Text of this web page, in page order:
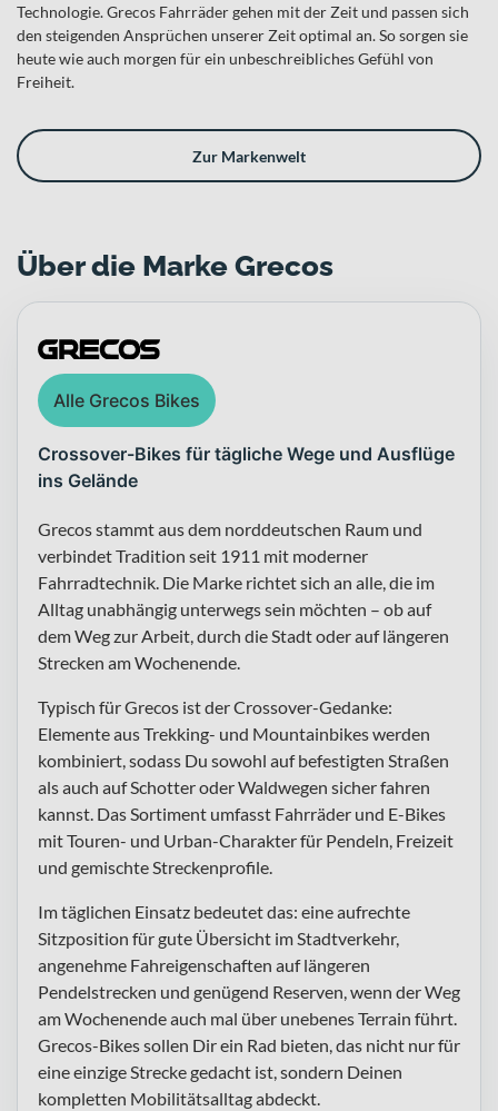
Technologie. Grecos Fahrräder gehen mit der Zeit und passen sich
den steigenden Ansprüchen unserer Zeit optimal an. So sorgen sie
heute wie auch morgen für ein unbeschreibliches Gefühl von
Freiheit.
Zur Markenwelt
Über die Marke Grecos
Alle Grecos Bikes
Crossover-Bikes für tägliche Wege und Ausflüge
ins Gelände
Grecos stammt aus dem norddeutschen Raum und
verbindet Tradition seit 1911 mit moderner
Fahrradtechnik. Die Marke richtet sich an alle, die im
Alltag unabhängig unterwegs sein möchten – ob auf
dem Weg zur Arbeit, durch die Stadt oder auf längeren
Strecken am Wochenende.
Typisch für Grecos ist der Crossover-Gedanke:
Elemente aus Trekking- und Mountainbikes werden
kombiniert, sodass Du sowohl auf befestigten Straßen
als auch auf Schotter oder Waldwegen sicher fahren
kannst. Das Sortiment umfasst Fahrräder und E-Bikes
mit Touren- und Urban-Charakter für Pendeln, Freizeit
und gemischte Streckenprofile.
Im täglichen Einsatz bedeutet das: eine aufrechte
Sitzposition für gute Übersicht im Stadtverkehr,
angenehme Fahreigenschaften auf längeren
Pendelstrecken und genügend Reserven, wenn der Weg
am Wochenende auch mal über unebenes Terrain führt.
Grecos-Bikes sollen Dir ein Rad bieten, das nicht nur für
eine einzige Strecke gedacht ist, sondern Deinen
kompletten Mobilitätsalltag abdeckt.